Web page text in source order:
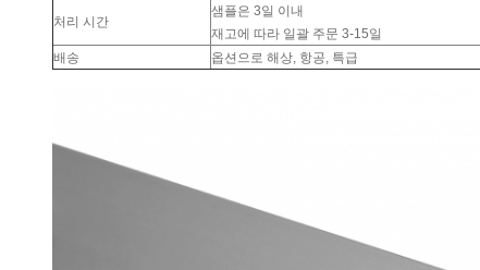
처리 시간
샘플은 3일 이내
재고에 따라 일괄 주문 3-15일
배송
옵션으로 해상, 항공, 특급